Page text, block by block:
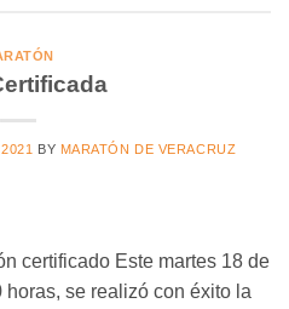
BY MARATÓN DE VERACRUZ
certificado Este martes 18 de
se realizó con éxito la